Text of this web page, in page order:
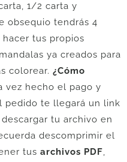
1/2 carta y
obsequio tendrás 4
tus propios
ya creados para
colorear. ¿Cómo
vez hecho el pago y
pedido te llegará un link
tu archivo en
descomprimir el
tus archivos PDF,